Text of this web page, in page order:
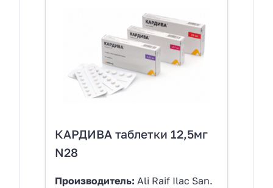
КАРДИВА таблетки 12,5мг
N28
Производитель: Ali Raif Ilac San.